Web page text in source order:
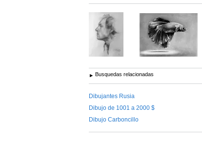
Busquedas relacionadas
Dibujantes Rusia
Dibujo de 1001 a 2000 $
Dibujo Carboncillo